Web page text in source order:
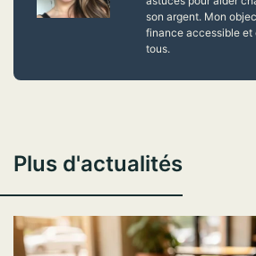
son argent. Mon
finance accessible et
tous.
Plus d'actualités